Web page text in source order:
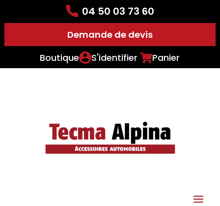
04 50 03 73 60
Demande de devis
Boutique
S'identifier Panier